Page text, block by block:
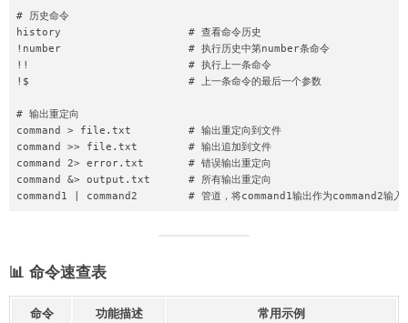
# 历史命令
history                    # 查看命令历史
!number                    # 执行历史中第number条命令
!!                         # 执行上一条命令
!$                         # 上一条命令的最后一个参数
# 输出重定向
command > file.txt         # 输出重定向到文件
command >> file.txt        # 输出追加到文件
command 2> error.txt       # 错误输出重定向
command &> output.txt      # 所有输出重定向
📊 命令速查表
命令 功能描述 常用示例